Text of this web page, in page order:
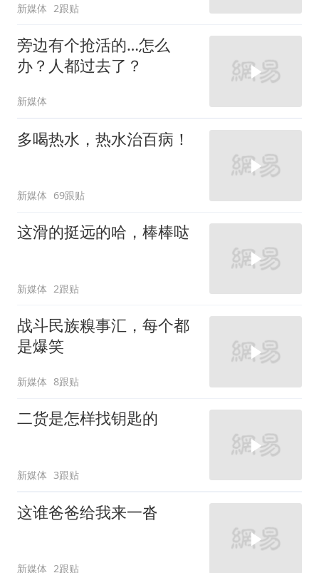
新媒体 2跟贴
旁边有个抢活的…怎么
办？人都过去了？
新媒体
多喝热水，热水治百病！
新媒体 69跟贴
这滑的挺远的哈，棒棒哒
新媒体 2跟贴
战斗民族糗事汇，每个都
是爆笑
新媒体 8跟贴
二货是怎样找钥匙的
新媒体 3跟贴
这谁爸爸给我来一沓
新媒体 2跟贴